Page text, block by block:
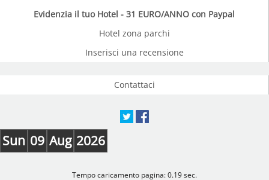
Evidenzia il tuo Hotel - 31 EURO/ANNO con Paypal
Hotel zona parchi
Inserisci una recensione
Contattaci
Sun 09 Aug 2026
Tempo caricamento pagina: 0.19 sec.